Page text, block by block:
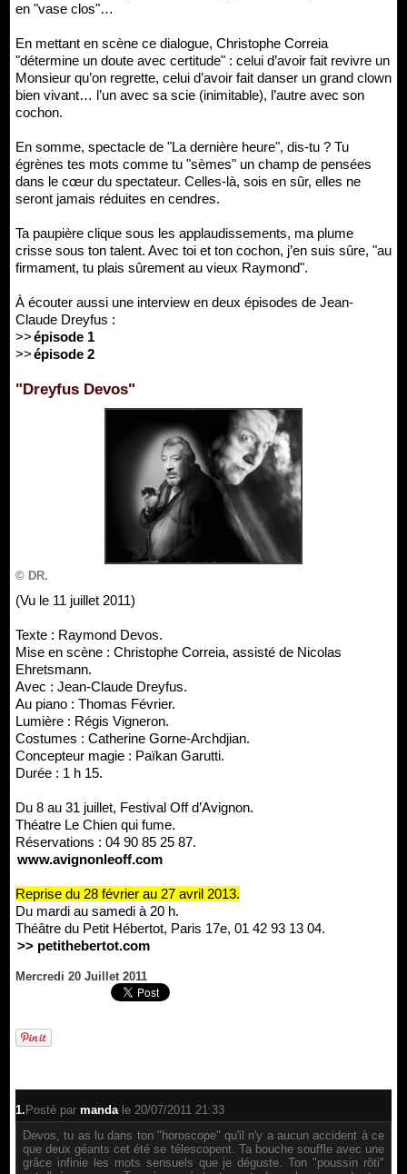
en "vase clos"…
En mettant en scène ce dialogue, Christophe Correia
"détermine un doute avec certitude" : celui d’avoir fait revivre un
Monsieur qu’on regrette, celui d’avoir fait danser un grand clown
bien vivant… l’un avec sa scie (inimitable), l’autre avec son
cochon.
En somme, spectacle de "La dernière heure", dis-tu ? Tu
égrènes tes mots comme tu "sèmes" un champ de pensées
dans le cœur du spectateur. Celles-là, sois en sûr, elles ne
seront jamais réduites en cendres.
Ta paupière clique sous les applaudissements, ma plume
crisse sous ton talent. Avec toi et ton cochon, j’en suis sûre, "au
firmament, tu plais sûrement au vieux Raymond".
À écouter aussi une interview en deux épisodes de Jean-
Claude Dreyfus :
>>épisode 1
>>épisode 2
"Dreyfus Devos"
© DR.
(Vu le 11 juillet 2011)
Texte : Raymond Devos.
Mise en scène : Christophe Correia, assisté de Nicolas
Ehretsmann.
Avec : Jean-Claude Dreyfus.
Au piano : Thomas Février.
Lumière : Régis Vigneron.
Costumes : Catherine Gorne-Archdjian.
Concepteur magie : Païkan Garutti.
Durée : 1 h 15.
Du 8 au 31 juillet, Festival Off d’Avignon.
Théatre Le Chien qui fume.
Réservations : 04 90 85 25 87.
www.avignonleoff.com
Reprise du 28 février au 27 avril 2013.
Du mardi au samedi à 20 h.
Théâtre du Petit Hébertot, Paris 17e, 01 42 93 13 04.
>> petithebertot.com
Mercredi 20 Juillet 2011
1. Posté par manda le 20/07/2011 21:33
Devos, tu as lu dans ton "horoscope" qu'il n'y a aucun accident à ce
que deux géants cet été se télescopent. Ta bouche souffle avec une
grâce infinie les mots sensuels que je déguste. Ton "poussin rôti"